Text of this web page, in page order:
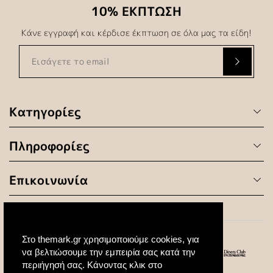
Στο themark.gr χρησιμοποιούμε cookies, για
να βελτιώσουμε την εμπειρία σας κατά την
περιήγησή σας. Κάνοντας κλικ στο
Κατηγορίες
Πληροφορίες
Επικοινωνία
10% ΕΚΠΤΩΣΗ
Κάνε εγγραφή και κέρδισε έκπτωση σε όλα μας τα είδη!